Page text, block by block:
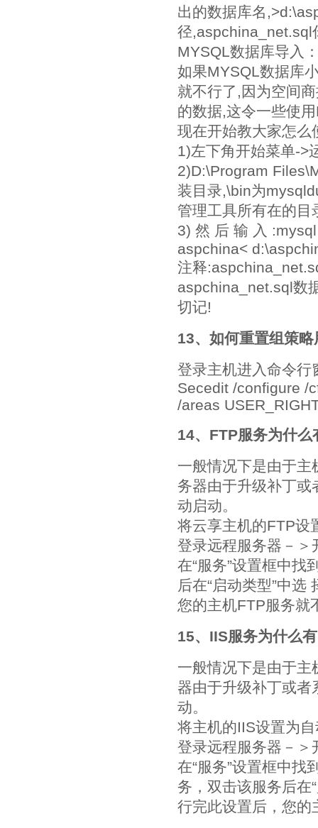
出的数据库名
径,aspchina_net.sql
MYSQL数据库导入
如果MYSQL数据库
就不行了,因为空间
的数据,这令一些使
现在开始教大家怎
1)左下角开始菜单->
2)D:\Program
装目录,\bin为
管理工具所有在的目
3) 然 后 输 入
aspchina<
注释
aspchina_net.sql数
切记!
13、如何重置组策
登录主机进入命令行
Secedit /configure /
/areas
14、FTP服务为什么
一般情况下是由于
务器由于升级补丁或
动启动。
将云享主机的FTP设
登录远程服务器－＞
在“服务”设置框中找
后在“启动类型”中选
您的主机FTP服务就
15、IIS服务为什么
一般情况下是由于
器由于升级补丁或
动。
将主机的IIS设置为
登录远程服务器－＞
在“服务”设置框中找
务，双击该服务后在
行完此设置后，您的